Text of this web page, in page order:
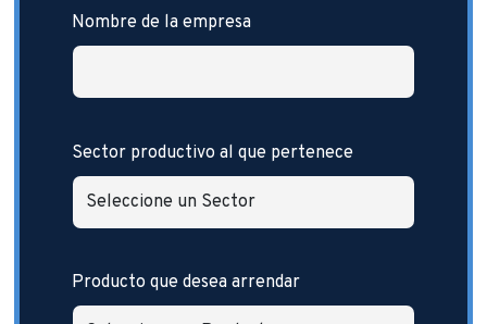
Nombre de la empresa
Sector productivo al que pertenece
Producto que desea arrendar